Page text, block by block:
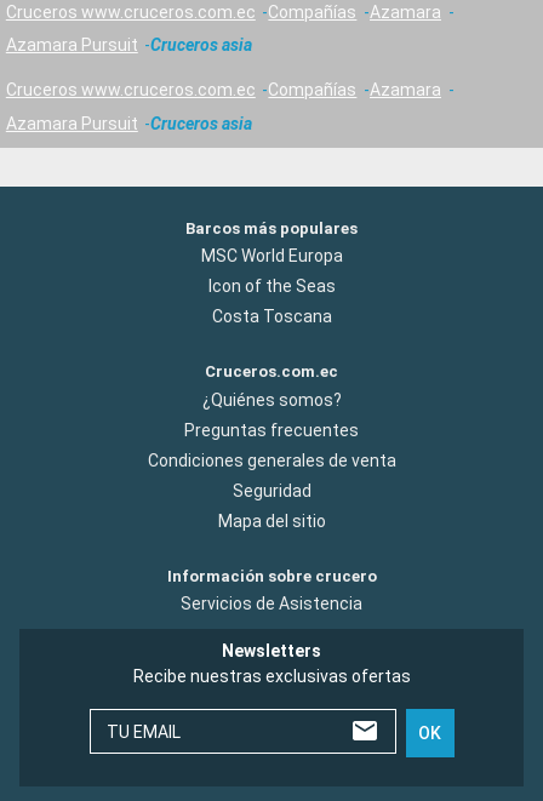
Cruceros www.cruceros.com.ec Compañías
Azamara
Azamara Pursuit
Cruceros asia
Cruceros www.cruceros.com.ec Compañías
Azamara
Azamara Pursuit
Cruceros asia
Barcos más populares
MSC World Europa
Icon of the Seas
Costa Toscana
Cruceros.com.ec
¿Quiénes somos?
Preguntas frecuentes
Condiciones generales de venta
Seguridad
Mapa del sitio
Información sobre crucero
Servicios de Asistencia
Newsletters
Recibe nuestras exclusivas ofertas
TU EMAIL OK